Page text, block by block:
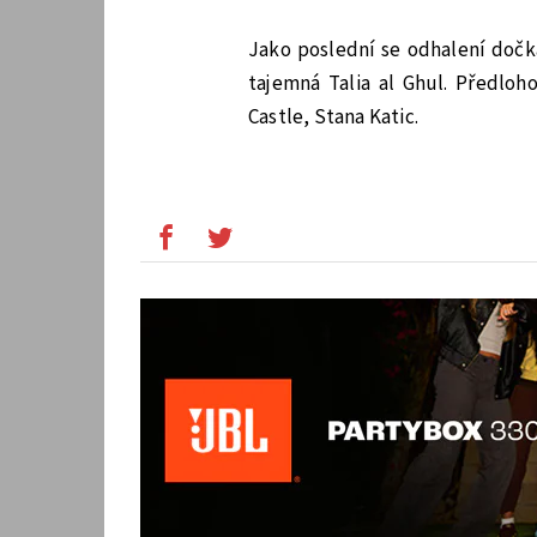
Jako poslední se odhalení
tajemná Talia al Ghul.
Castle, Stana Katic.